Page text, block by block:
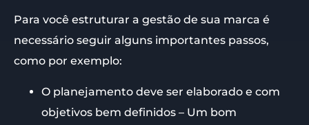
Para você estruturar a gestão de sua marca é
necessário seguir alguns importantes passos,
como por exemplo:
O planejamento deve ser elaborado e com
objetivos bem definidos – Um bom